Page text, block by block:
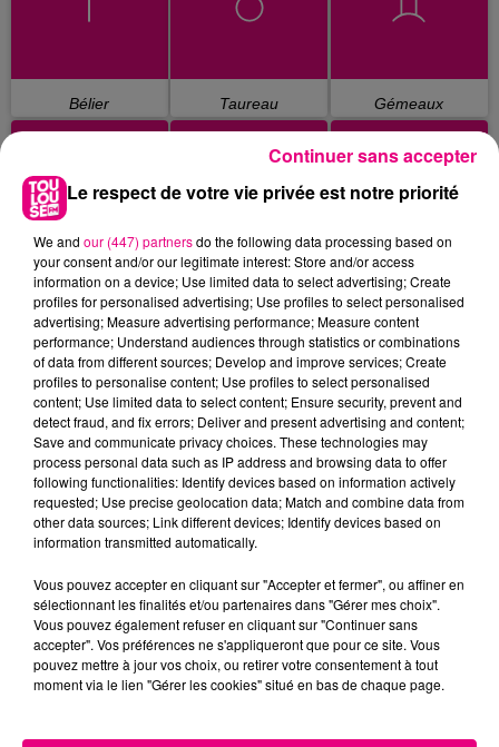
Bélier Taureau Gémeaux
Cancer Lion Vierge
Balance Scorpion Sagittaire
Poissons
Le respect de votre vie privée est notre priorité
We and our (447) partnersdo the following data processing based on
your consent and/or our legitimate interest: Store and/or access
information on a device; Use limited data to select advertising; Create
profiles for personalised advertising; Use profiles to select personalised
advertising; Measure advertising performance; Measure content
performance; Understand audiences through statistics or combinations
of data from different sources; Develop and improve services; Create
profiles to personalise content; Use profiles to select personalised
content; Use limited data to select content; Ensure security, prevent and
detect fraud, and fix errors; Deliver and present advertising and content;
Save and communicate privacy choices. These technologies may
process personal data such as IP address and browsing data to offer
following functionalities: Identify devices based on information actively
requested; Use precise geolocation data; Match and combine data from
other data sources; Link different devices; Identify devices based on
information transmitted automatically.
Vous pouvez accepter en cliquant sur "Accepter et fermer", ou affiner en
sélectionnant les finalités et/ou partenaires dans "Gérer mes choix".
Vous pouvez également refuser en cliquant sur "Continuer sans
accepter". Vos préférences ne s'appliqueront que pour ce site. Vous
pouvez mettre à jour vos choix, ou retirer votre consentement à tout
moment via le lien "Gérer les cookies" situé en bas de chaque page.
Continuer sans accepter